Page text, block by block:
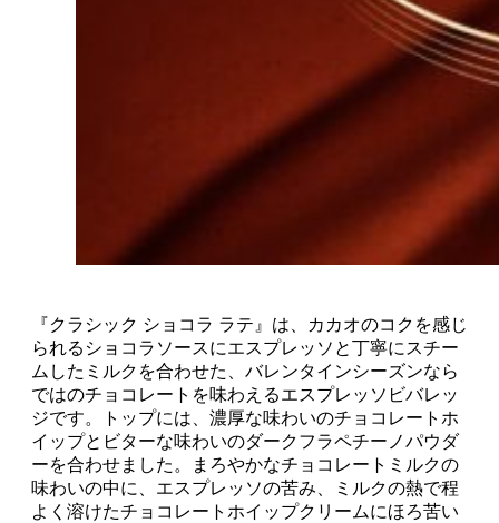
『クラシック ショコラ ラテ』は、カカオのコクを感じ
られるショコラソースにエスプレッソと丁寧にスチー
ムしたミルクを合わせた、バレンタインシーズンなら
ではのチョコレートを味わえるエスプレッソビバレッ
ジです。トップには、濃厚な味わいのチョコレートホ
イップとビターな味わいのダークフラペチーノパウダ
ーを合わせました。まろやかなチョコレートミルクの
味わいの中に、エスプレッソの苦み、ミルクの熱で程
よく溶けたチョコレートホイップクリームにほろ苦い